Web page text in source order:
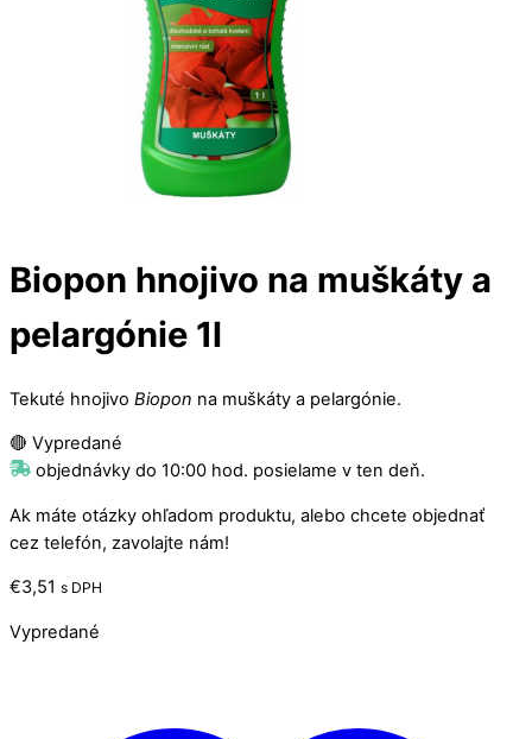
Biopon hnojivo na muškáty a
pelargónie 1l
Tekuté hnojivo Biopon na muškáty a pelargónie.
🔴 Vypredané
objednávky do 10:00 hod. posielame v ten deň.
Ak máte otázky ohľadom produktu, alebo chcete objednať
cez telefón, zavolajte nám!
€3,51 s DPH
Vypredané